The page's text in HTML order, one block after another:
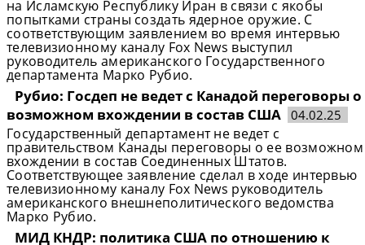
на Исламскую Республику Иран в связи с якобы
попытками страны создать ядерное оружие. С
соответствующим заявлением во время интервью
телевизионному каналу Fox News выступил
руководитель американского Государственного
департамента Марко Рубио.
Рубио: Госдеп не ведет с Канадой переговоры о
возможном вхождении в состав США 04.02.25
Государственный департамент не ведет с
правительством Канады переговоры о ее возможном
вхождении в состав Соединенных Штатов.
Соответствующее заявление сделал в ходе интервью
телевизионному каналу Fox News руководитель
американского внешнеполитического ведомства
Марко Рубио.
МИД КНДР: политика США по отношению к